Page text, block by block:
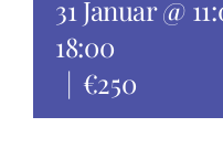
31 Januar @
18:00
| €250